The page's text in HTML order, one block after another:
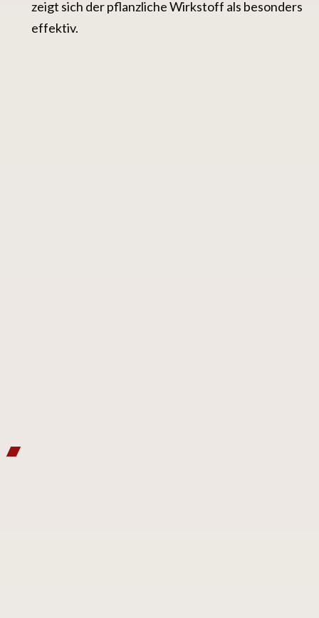
zeigt sich der pflanzliche Wirkstoff als besonders
effektiv.